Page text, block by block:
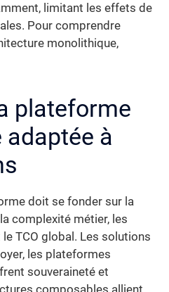
limitant les effets de
Pour comprendre
monolithique,
plateforme
à
doit se fonder sur la
complexité métier, les
TCO global. Les solutions
les plateformes
souveraineté et
composables allient